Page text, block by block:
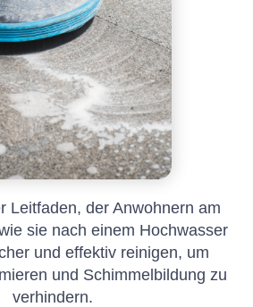
Leitfaden, der Anwohnern am
sie nach einem Hochwasser
und effektiv reinigen, um
und Schimmelbildung zu
verhindern.